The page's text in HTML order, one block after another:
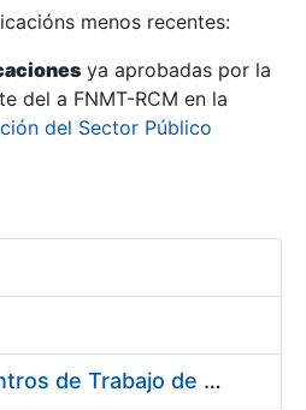
menos recentes:
ya aprobadas por la
del a FNMT-RCM en la
del Sector Público
Suministro de Protectores Auditivos a medida para las personas trabajadoras de los Centros de Trabajo de Madrid y Burgos